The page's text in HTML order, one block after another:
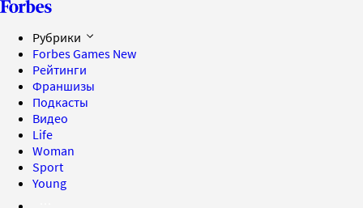
Рубрики
Forbes Games New
Рейтинги
Франшизы
Подкасты
Видео
Life
Woman
Sport
Young